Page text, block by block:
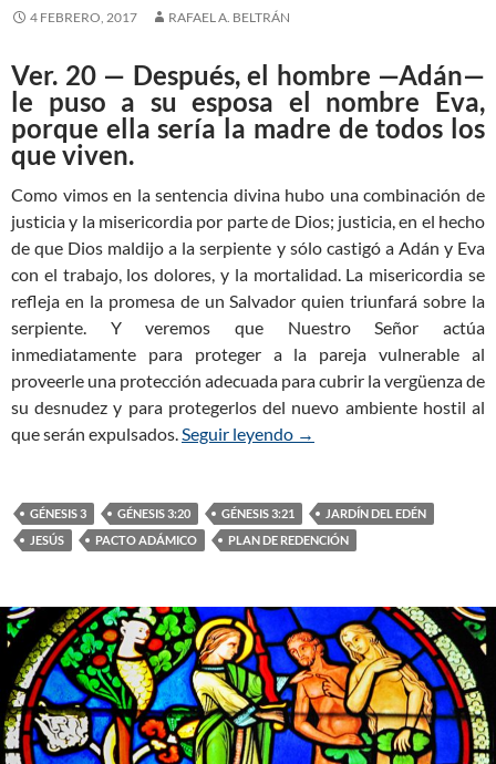
4 FEBRERO, 2017 RAFAEL A. BELTRÁN
Ver. 20 — Después, el hombre —Adán—
le puso a su esposa el nombre Eva,
porque ella sería la madre de todos los
que viven.
Como vimos en la sentencia divina hubo una combinación de
justicia y la misericordia por parte de Dios; justicia, en el hecho
de que Dios maldijo a la serpiente y sólo castigó a Adán y Eva
con el trabajo, los dolores, y la mortalidad. La misericordia se
refleja en la promesa de un Salvador quien triunfará sobre la
serpiente. Y veremos que Nuestro Señor actúa
inmediatamente para proteger a la pareja vulnerable al
proveerle una protección adecuada para cubrir la vergüenza de
su desnudez y para protegerlos del nuevo ambiente hostil al
que serán expulsados.Seguir leyendo Génesis 3:20–21 — La
→
GÉNESIS 3 GÉNESIS 3:20 GÉNESIS 3:21
JARDÍN DEL EDÉN
JESÚS
PACTO ADÁMICO PLAN DE REDENCIÓN